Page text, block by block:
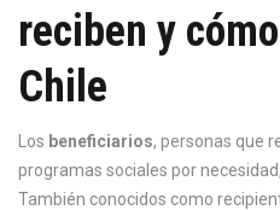
reciben y
Chile
Los beneficiarios, personas que
programas sociales por
También conocidos como